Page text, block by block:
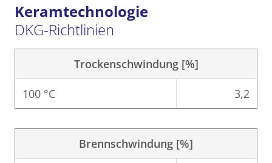
Keramtechnologie
DKG-Richtlinien
Trockenschwindung [%]
100 °C 3,2
Brennschwindung [%]